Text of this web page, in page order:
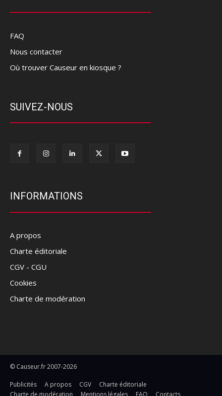
FAQ
Nous contacter
Où trouver Causeur en kiosque ?
SUIVEZ-NOUS
INFORMATIONS
A propos
Charte éditoriale
CGV - CGU
Cookies
Charte de modération
© Causeur.fr 2007-2026
Publicités A propos CGV
Charte éditoriale
Charte de modération
Mentions légales FAQ Contacts